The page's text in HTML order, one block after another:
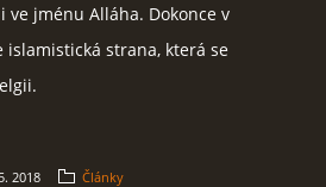
ve jménu Alláha. Dokonce v
islamistická strana, která se
2018 Články